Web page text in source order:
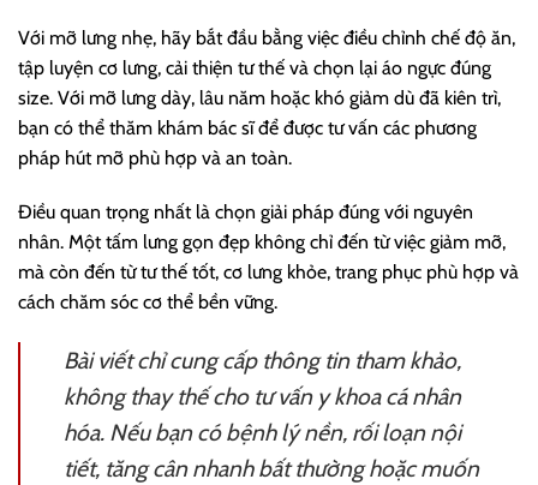
Với mỡ lưng nhẹ, hãy bắt đầu bằng việc điều chỉnh chế độ ăn,
tập luyện cơ lưng, cải thiện tư thế và chọn lại áo ngực đúng
size. Với mỡ lưng dày, lâu năm hoặc khó giảm dù đã kiên trì,
bạn có thể thăm khám bác sĩ để được tư vấn các phương
pháp hút mỡ phù hợp và an toàn.
Điều quan trọng nhất là chọn giải pháp đúng với nguyên
nhân. Một tấm lưng gọn đẹp không chỉ đến từ việc giảm mỡ,
mà còn đến từ tư thế tốt, cơ lưng khỏe, trang phục phù hợp và
cách chăm sóc cơ thể bền vững.
Bài viết chỉ cung cấp thông tin tham khảo,
không thay thế cho tư vấn y khoa cá nhân
hóa. Nếu bạn có bệnh lý nền, rối loạn nội
tiết, tăng cân nhanh bất thường hoặc muốn